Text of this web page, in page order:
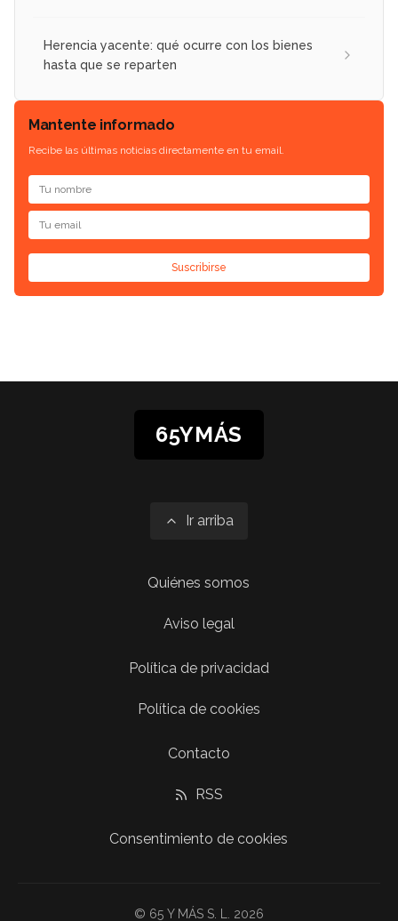
Herencia yacente: qué ocurre con los bienes
hasta que se reparten
Mantente informado
Recibe las últimas noticias directamente en tu email.
Suscribirse
65YMÁS
Ir arriba
Quiénes somos
Aviso legal
Política de privacidad
Política de cookies
Contacto
RSS
Consentimiento de cookies
© 65 Y MÁS S. L. 2026